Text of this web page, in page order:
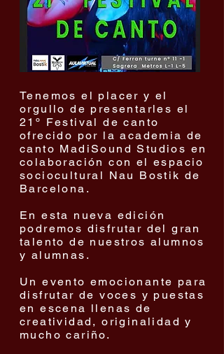
Tenemos el placer y el
orgullo de presentarles el
21º Festival de canto
ofrecido por la academia de
canto MadiSound Studios en
colaboración con el espacio
sociocultural Nau Bostik de
Barcelona.
En esta nueva edición
podremos disfrutar del gran
talento de nuestros alumnos
y alumnas.
Un evento emocionante para
disfrutar de voces y puestas
en escena llenas de
creatividad, originalidad y
mucho cariño.